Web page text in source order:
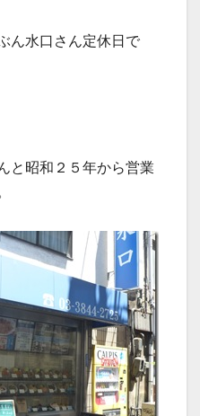
ん水口さん定休日で
と昭和２５年から営業